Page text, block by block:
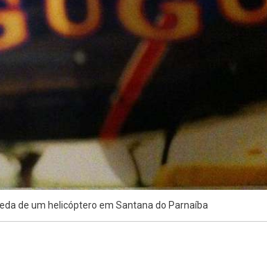
de um helicóptero em Santana do Parnaíba